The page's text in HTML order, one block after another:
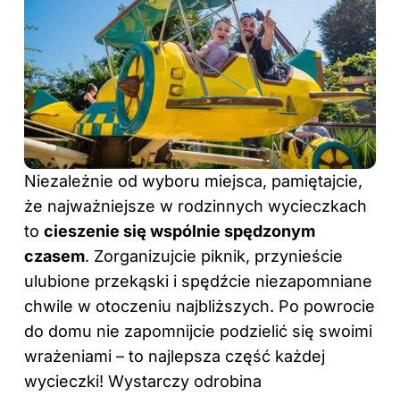
Niezależnie od wyboru miejsca, pamiętajcie,
że najważniejsze w rodzinnych wycieczkach
to cieszenie się wspólnie spędzonym
czasem. Zorganizujcie piknik, przynieście
ulubione przekąski i spędźcie niezapomniane
chwile w otoczeniu najbliższych. Po powrocie
do domu nie zapomnijcie podzielić się swoimi
wrażeniami – to najlepsza część każdej
wycieczki! Wystarczy odrobina